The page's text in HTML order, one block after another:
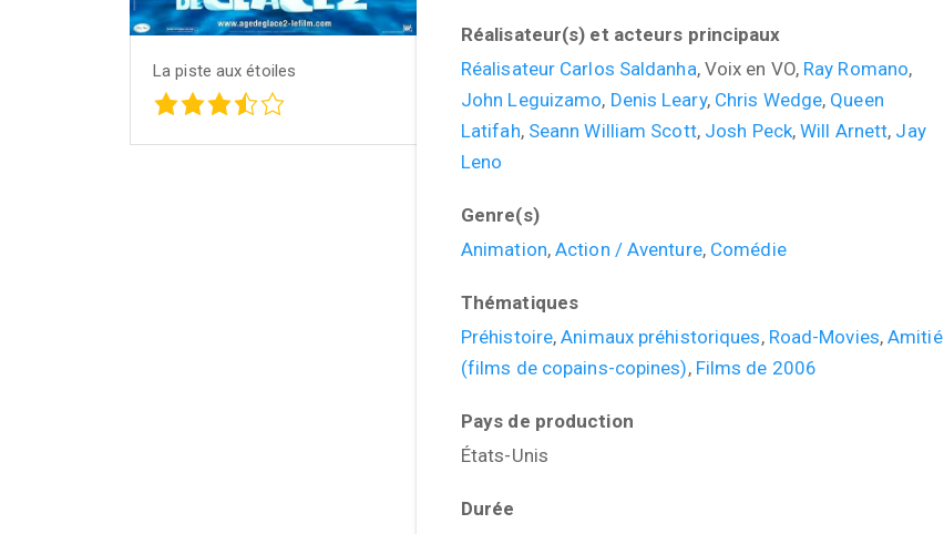
La piste aux étoiles
Réalisateur(s) et acteurs principaux
Réalisateur Carlos Saldanha, Voix en VO, Ray Romano,
John Leguizamo, Denis Leary, Chris Wedge, Queen
Latifah, Seann William Scott, Josh Peck,Will Arnett, Jay
Leno
Genre(s)
Animation,Action / Aventure, Comédie
Thématiques
Préhistoire,Animaux préhistoriques, Road-Movies,Amitié
(films de copains-copines), Films de 2006
Pays de production
États-Unis
Durée